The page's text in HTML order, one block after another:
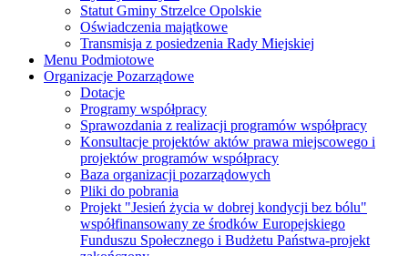
Statut Gminy Strzelce Opolskie
Oświadczenia majątkowe
Transmisja z posiedzenia Rady Miejskiej
Menu Podmiotowe
Organizacje Pozarządowe
Dotacje
Programy współpracy
Sprawozdania z realizacji programów współpracy
Konsultacje projektów aktów prawa miejscowego i
projektów programów współpracy
Baza organizacji pozarządowych
Pliki do pobrania
Projekt "Jesień życia w dobrej kondycji bez bólu"
współfinansowany ze środków Europejskiego
Funduszu Społecznego i Budżetu Państwa-projekt